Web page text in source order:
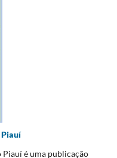
Piauí
Piauí é uma publicação